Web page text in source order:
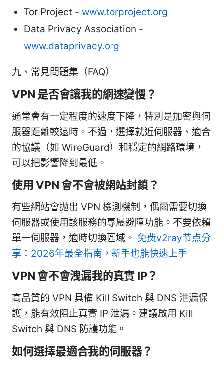
Tor Project - www.torproject.org
Data Privacy Association -
www.dataprivacy.org
九、常見問題集（FAQ）
VPN 是否會讓我的網速變慢？
通常會有一定程度的速度下降，特別是加密與伺
服器距離較遠時。不過，選擇就近伺服器、適合
的協議（如 WireGuard）和穩定的網路環境，
可以把影響降到最低。
使用 VPN 會不會被網站封鎖？
有些網站會拋出 VPN 檢測機制，偶爾需要切換
伺服器或使用該服務的專屬避障功能。不要依賴
單一伺服器，適時切換區域。 免费v2ray节点分
享：2026年最全指南，新手也能快速上手
VPN 會不會洩漏我的真實 IP？
高品質的 VPN 具備 Kill Switch 與 DNS 泄漏保
護，能有效阻止真實 IP 泄漏。建議啟用 Kill
Switch 與 DNS 防護功能。
如何選擇最適合我的伺服器？